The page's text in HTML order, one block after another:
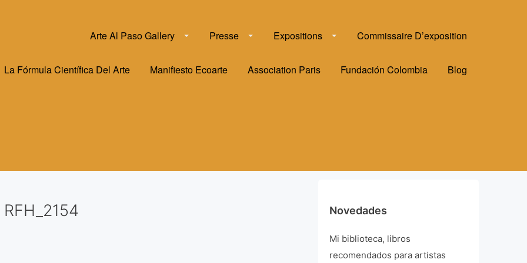
Arte Al Paso Gallery Presse Expositions Commissaire D’exposition
La Fórmula Científica Del Arte Manifiesto Ecoarte Association Paris Fundación Colombia Blog
RFH_2154 Novedades
Mi biblioteca, libros
recomendados para artistas